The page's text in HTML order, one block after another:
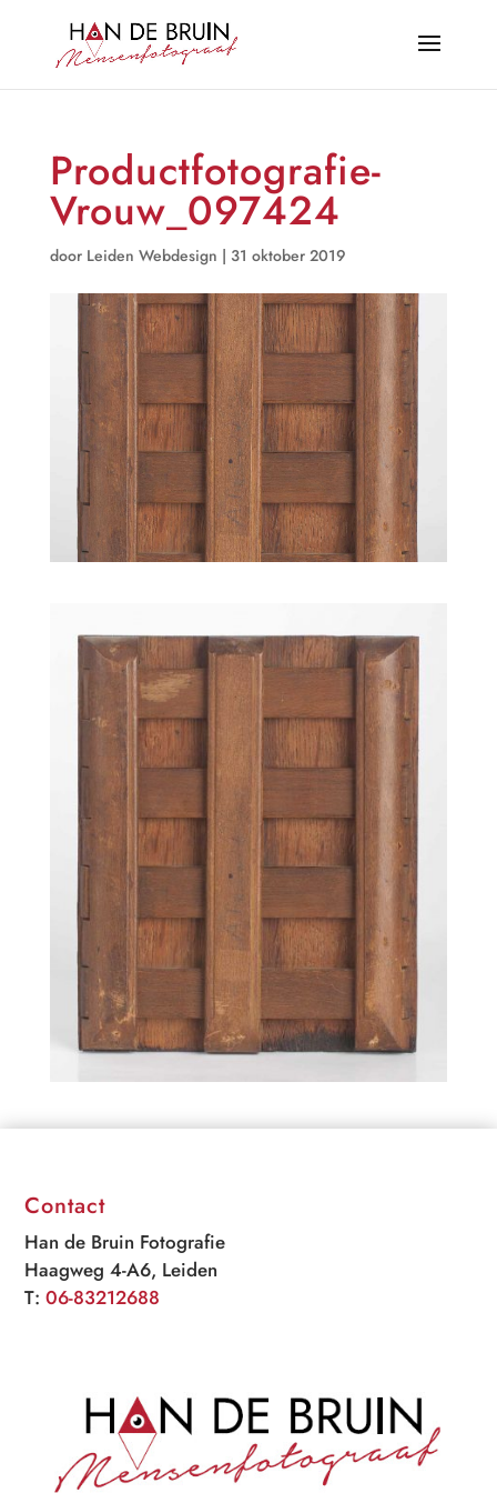
Productfotografie-
Vrouw_097424
door Leiden Webdesign | 31 oktober 2019
Contact
Han de Bruin Fotografie
Haagweg 4-A6, Leiden
T:06-83212688